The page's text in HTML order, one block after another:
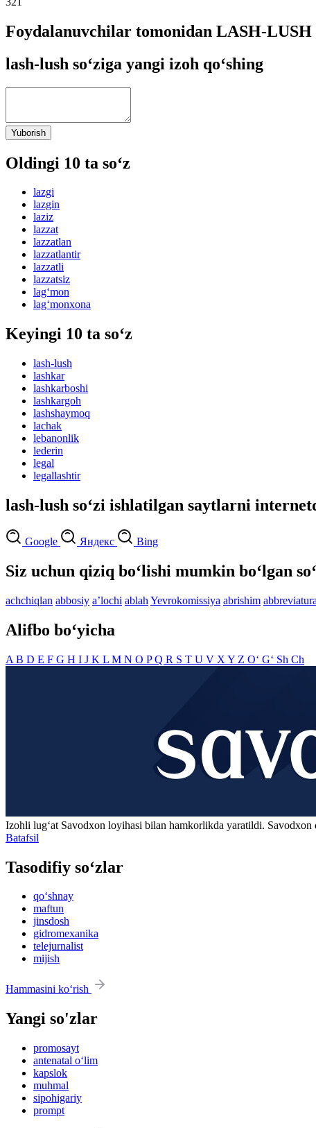
Foydalanuvchilar tomonidan LASH-LUSH
lash-lush so‘ziga yangi izoh qo‘shing
Yuborish
Oldingi 10 ta so‘z
lazgi
lazgin
laziz
lazzat
lazzatlan
lazzatlantir
lazzatli
lazzatsiz
lag‘mon
lag‘monxona
Keyingi 10 ta so‘z
lash-lush
lashkar
lashkarboshi
lashkargoh
lashshaymoq
lachak
lebanonlik
lederin
legal
legallashtir
lash-lush so‘zi ishlatilgan saytlarni
Google Яндекс Bing
Siz uchun qiziq bo‘lishi mumkin bo‘lgan
achchiqlan abbosiy aʼlochi ablah Yevrokomissiya abrishim abbreviatura
Alifbo bo‘yicha
A B D E F G H I J K L M N O PQ R S T U V X Y Z O‘ G‘ Sh Ch
Izohli lugʻat Savodxon loyihasi bilan hamkorlikda yaratildi. Savodxon
Batafsil
Tasodifiy so‘zlar
qo‘shnay
maftun
jinsdosh
gidromexanika
telejurnalist
mijish
Hammasini ko‘rish
Yangi so'zlar
promosayt
antenatal o‘lim
kapslok
muhmal
sipohigariy
prompt